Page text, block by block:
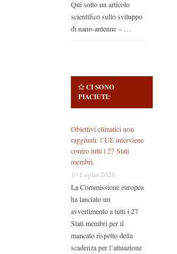
Qui sotto un articolo
scientifico sullo sviluppo
di nano-antenne – …
CI SONO
PIACIUTI:
Obiettivi climatici non
raggiunti: l’UE interviene
contro tutti i 27 Stati
membri.
19 Luglio 2026
La Commissione europea
ha lanciato un
avvertimento a tutti i 27
Stati membri per il
mancato rispetto della
scadenza per l’attuazione